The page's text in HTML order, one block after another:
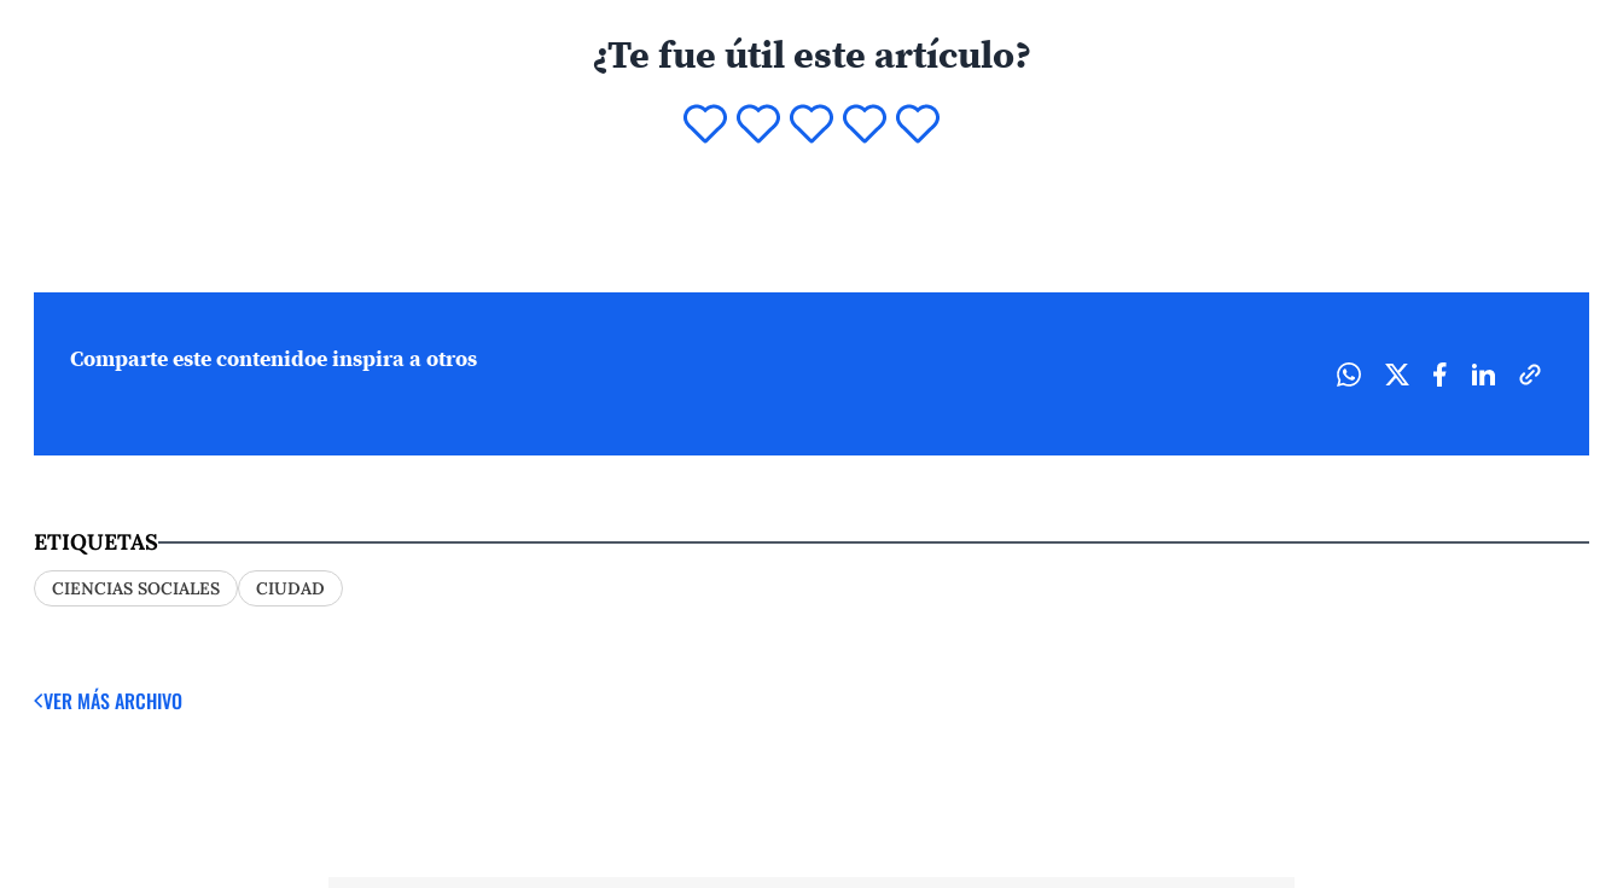
¿Te fue útil este artículo?
Comparte este contenidoe inspira a otros
ETIQUETAS
CIENCIAS SOCIALES CIUDAD
VER MÁSARCHIVO